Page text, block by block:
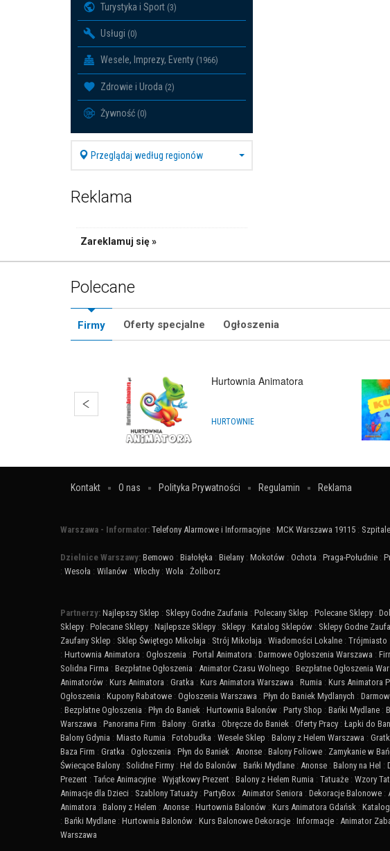
Turystyka i Sport (3)
Usługi (0)
Wesele, Imprezy, Eventy (1966)
Zdrowie i Uroda (2)
Żywność (0)
Przeglądaj według regionów
Reklama
Zareklamuj się »
Polecane
Firmy Oferty specjalne Ogłoszenia
Hurtownia Animatora
HURTOWNIE
Kontakt O nas Polityka Prywatności Regulamin Reklama
Warszawa - Informator: Telefony Alarmowe i Informacyjne : MCK Warszawa 19115 :
Dzielnice Warszawy: Bemowo : Białołęka : Bielany : Mokotów : Ochota : Praga-Południe :
: Wesoła : Wilanów : Włochy : Wola : Żoliborz
Partnerzy: Najlepszy Sklep : Sklepy Godne Zaufania : Polecany Sklep : Polecane Sklepy :
Sklepy : Polecane Sklepy : Najlepsze Sklepy : Sklepy : Katalog Sklepów : Sklepy Godne
Zaufany Sklep : Sklep Świętego Mikołaja : Strój Mikołaja : Wiadomości Lokalne : Trójmiasto
: Hurtownia Animatora : Ogłoszenia : Portal Animatora : Darmowe Ogłoszenia Warszawa :
Solidna Firma : Bezpłatne Ogłoszenia : Animator Czasu Wolnego : Bezpłatne Ogłoszenia
Animatorów : Kurs Animatora : Gratka : Kurs Animatora Warszawa : Rumia : Kurs Animatora
Ogłoszenia : Kupony Rabatowe : Ogłoszenia Warszawa : Płyn do Baniek Mydlanych :
: Bezpłatne Ogłoszenia : Płyn do Baniek : Hurtownia Balonów : Party Shop : Bańki Mydlane :
Warszawa : Panorama Firm : Balony : Gratka : Obręcze do Baniek : Oferty Pracy : Łapki do
Balony Gdynia : Miasto Rumia : Fotobudka : Wesele Sklep : Balony z Helem Warszawa :
Baza Firm : Gratka : Ogłoszenia : Płyn do Baniek : Anonse : Balony Foliowe : Zamykanie w
Świecące Balony : Solidne Firmy : Hel do Balonów : Bańki Mydlane : Anonse : Balony na Hel :
Prezent : Tańce Animacyjne : Wyjątkowy Prezent : Balony z Helem Rumia : Tatuaże : Wzory
Animacje dla Dzieci : Szablony Tatuaży : PartyBox : Animator Seniora : Dekoracje Balonowe :
Animatora : Balony z Helem : Anonse : Hurtownia Balonów : Kurs Animatora Gdańsk :
: Bańki Mydlane : Hurtownia Balonów : Kurs Balonowe Dekoracje : Informacje : Animator
Warszawa